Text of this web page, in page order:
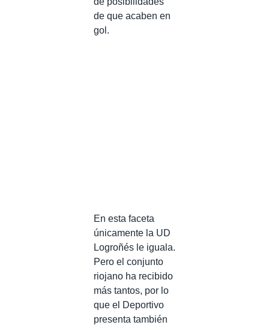
de que acaben en
gol.
En esta faceta
únicamente la UD
Logroñés le iguala.
Pero el conjunto
riojano ha recibido
más tantos, por lo
que el Deportivo
presenta también